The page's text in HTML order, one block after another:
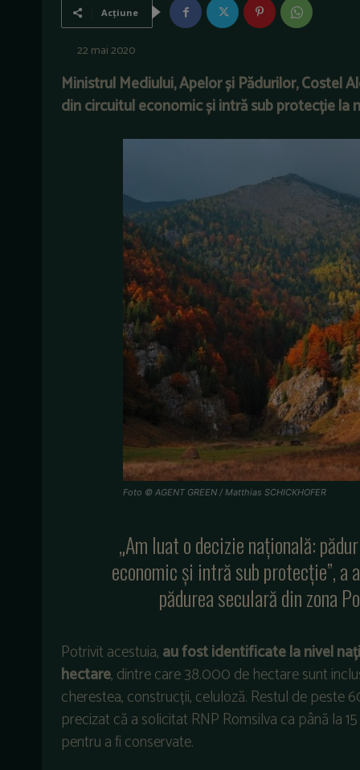
Acțiune
22 mai 2020
Ministrul Mediului, Apelor și Pădurilor, Costel
din circuitul economic și intră sub protecție la
Foto © AGENT GREEN / Matthias SCHICKHOFER
„Am luat o decizie națională:
economic și intră sub protecție”,
pădurea seculară din zona
Potrivit acestuia,au fost identificate la nivel
hectare, dintre care 38.000 de hectare sunt
cherestea, construcții, celuloză. Restul de
precizat că a solicitat RNP Romsilva ca până la
pentru a fi conservate.